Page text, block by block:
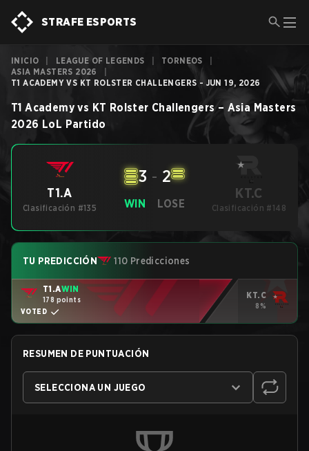
STRAFE ESPORTS
INICIO LEAGUE OF LEGENDS TORNEOS
ASIA MASTERS 2026
T1 ACADEMY VS KT ROLSTER CHALLENGERS - JUN 19, 2026
T1 Academy vs KT Rolster Challengers– Asia Masters
2026 LoL Partido
T1.A
Clasificación #135 WIN
3 - 2
LOSE
KT.C
Clasificación #148
TU PREDICCIÓN 110 Predicciones
T1.AWIN
178 points
VOTED
KT.C
8%
RESUMEN DE PUNTUACIÓN
SELECCIONA UN JUEGO